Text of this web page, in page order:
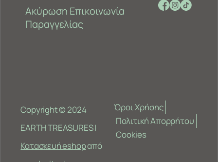
Ακύρωση
Παραγγελίας
Επικοινωνία
Copyright © 2024
EARTH TREASURES |
Κατασκευή eshopαπό
Όροι Χρήσης
Πολιτική Απορρήτου
Cookies